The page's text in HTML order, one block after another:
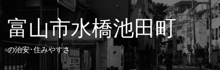
富山市水橋池田町
の治安･住みやすさ